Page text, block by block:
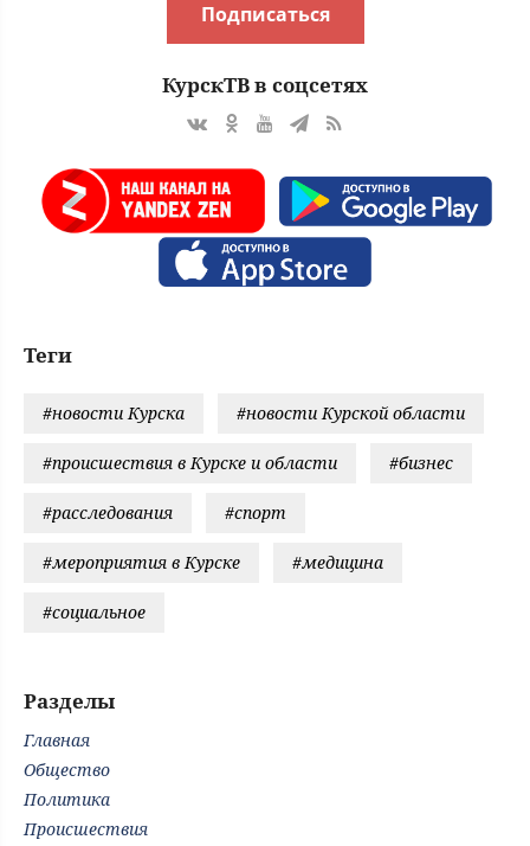
Подписаться
КурскТВ в соцсетях
Теги
#новости Курска #новости Курской области
#происшествия в Курске и области #бизнес
#расследования #спорт
#мероприятия в Курске #медицина
#социальное
Разделы
Главная
Общество
Политика
Происшествия